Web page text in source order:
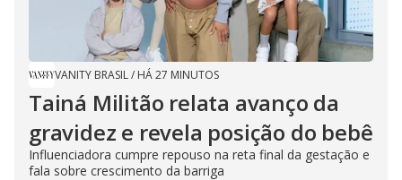
VANITY BRASIL/ HÁ 27 MINUTOS
Tainá Militão relata avanço da
gravidez e revela posição do bebê
Influenciadora cumpre repouso na reta final da gestação e
fala sobre crescimento da barriga